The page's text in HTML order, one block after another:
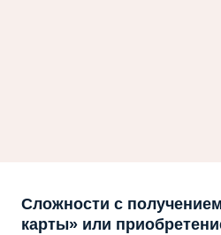
Сложности с
карты» или